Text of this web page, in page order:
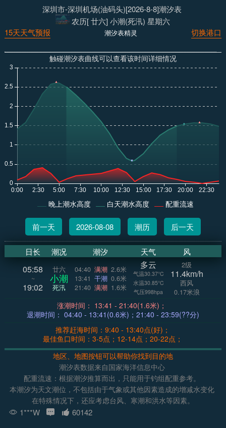
深圳市-深圳机场(油码头)[2026-8-8]潮汐表
农历[ 廿六] 小潮(死汛) 星期六
切换港口
潮汐表精灵
15天天气预报
触碰潮汐表曲线可以查看该时间详细情况
晚上潮水高度 白天潮水高度 配重流速
前一天 2026-08-08 潮历 后一天
日长 潮况 潮汐 天气 风
05:58
~
19:02
廿六
小潮
死汛
04:40 满潮 2.6米
13:41 干潮 0.6米
21:40 满潮 1.6米
多云
气温30.37°C
水温30.85°C
气压998hpa
2级
11.4km/h
西风
0.17米浪
涨潮时间： 13:41 - 21:40(1.6米)；
退潮时间： 04:40 - 13:41(0.6米)；21:40 - 23:59(??分)
推荐赶海时间：9:40 - 13:40点(好)；
最佳鱼口时间：3-5点；12-14点；20-22点；
地区、地图按钮可以帮助你找到目的地
潮汐表数据来自国家海洋信息中心
配重流速：根据潮汐推算而出，只能用于钓组配重参考。
本潮汐为天文潮位，不包括由于气象或其他因素造成的增减水变化
在特殊情况下，还应考虑台风、寒潮和洪水等因素。
1***W 60142